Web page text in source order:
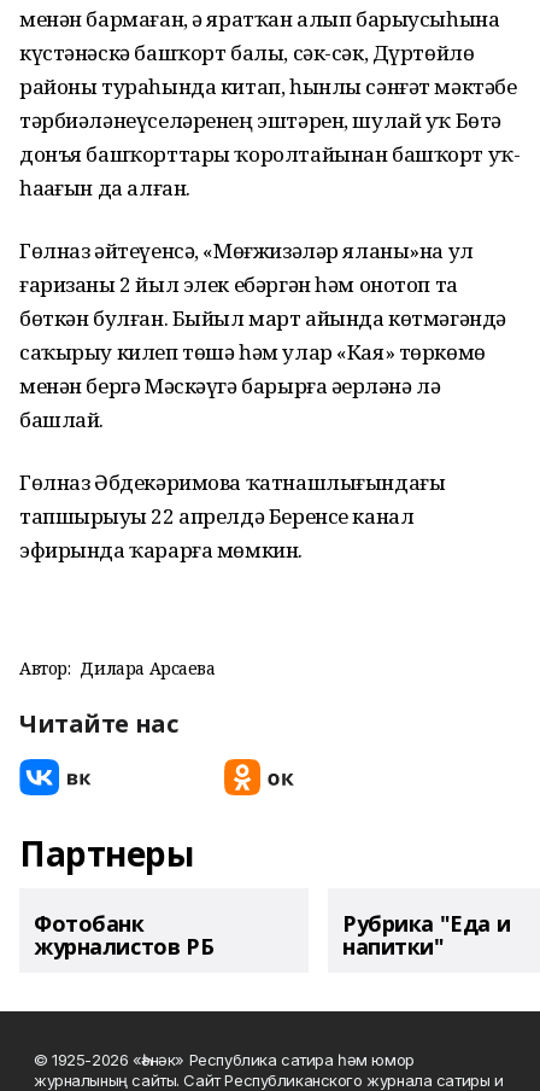
менән бармаған, ә яратҡан алып барыусыһына
күстәнәскә башҡорт балы, сәк-сәк, Дүртөйлө
районы тураһында китап, һынлы сәнғәт мәктәбе
тәрбиәләнеүселәренең эштәрен, шулай уҡ Бөтә
донъя башҡорттары ҡоролтайынан башҡорт уҡ-
һаҙағын да алған.
Гөлназ әйтеүенсә, «Мөғжизәләр яланы»на ул
ғаризаны 2 йыл элек ебәргән һәм онотоп та
бөткән булған. Быйыл март айында көтмәгәндә
саҡырыу килеп төшә һәм улар «Кая» төркөмө
менән бергә Мәскәүгә барырға әҙерләнә лә
башлай.
Гөлназ Әбдекәримова ҡатнашлығындағы
тапшырыуҙы 22 апрелдә Беренсе канал
эфирында ҡарарға мөмкин.
Автор: Дилара Арсаева
Читайте нас
Партнеры
Фотобанк
журналистов РБ
Рубрика "Еда и
напитки"
© 1925-2026 «Һәнәк» Республика сатира һәм юмор
журналының сайты. Сайт Республиканского журнала сатиры и